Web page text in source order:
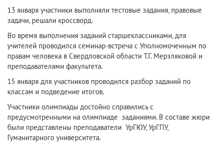
13 января участники выполняли тестовые задания, правовые
задачи, решали кроссворд.
Во время выполнения заданий старшеклассниками, для
учителей проводился семинар-встреча с Уполномоченным по
правам человека в Свердловской области Т.Г. Мерзляковой и
преподавателями факультета.
15 января для участников проводился разбор заданий по
классам и подведение итогов.
Участники олимпиады достойно справились с
предусмотренными на олимпиаде заданиями. В составе жюри
были представлены преподаватели УрГЮУ, УрГПУ,
Гуманитарного университета.